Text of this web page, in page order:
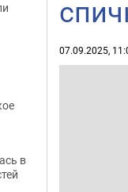
07.09.2025,
в